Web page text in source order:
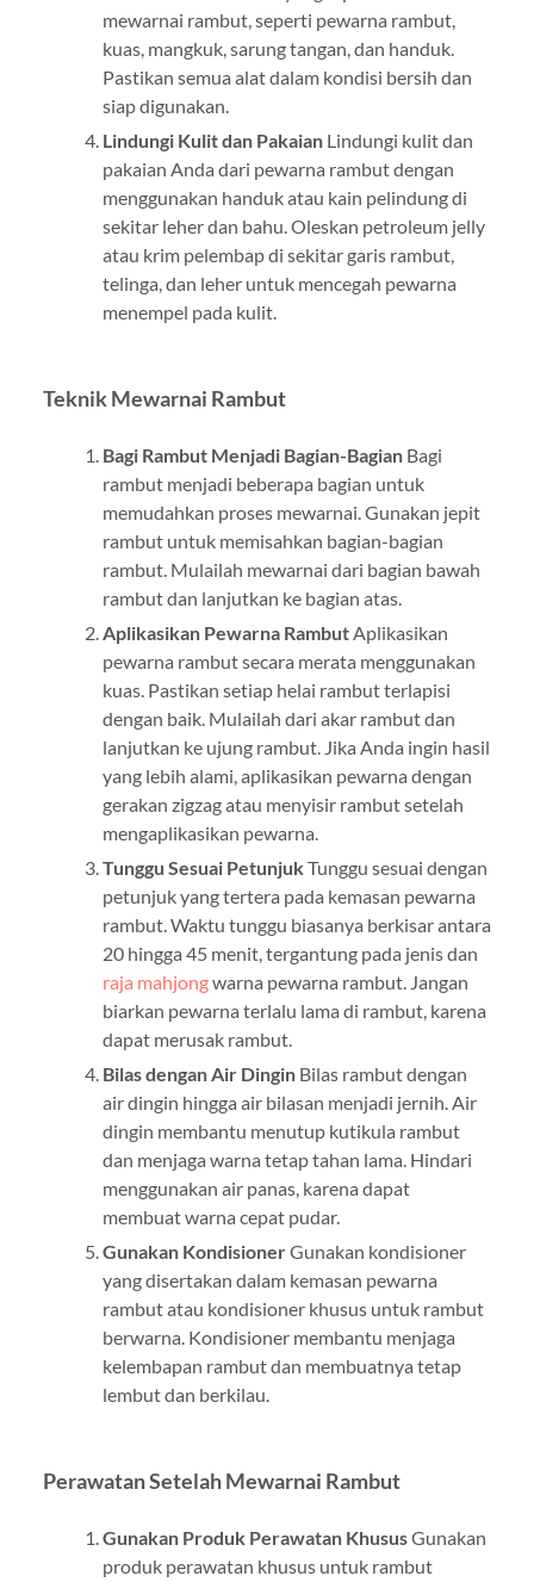
mewarnai rambut, seperti pewarna rambut,
kuas, mangkuk, sarung tangan, dan handuk.
Pastikan semua alat dalam kondisi bersih dan
siap digunakan.
Lindungi Kulit dan PakaianLindungi kulit dan
pakaian Anda dari pewarna rambut dengan
menggunakan handuk atau kain pelindung di
sekitar leher dan bahu. Oleskan petroleum jelly
atau krim pelembap di sekitar garis rambut,
telinga, dan leher untuk mencegah pewarna
menempel pada kulit.
Teknik Mewarnai Rambut
Bagi Rambut Menjadi Bagian-BagianBagi
rambut menjadi beberapa bagian untuk
memudahkan proses mewarnai. Gunakan jepit
rambut untuk memisahkan bagian-bagian
rambut. Mulailah mewarnai dari bagian bawah
rambut dan lanjutkan ke bagian atas.
Aplikasikan Pewarna RambutAplikasikan
pewarna rambut secara merata menggunakan
kuas. Pastikan setiap helai rambut terlapisi
dengan baik. Mulailah dari akar rambut dan
lanjutkan ke ujung rambut. Jika Anda ingin hasil
yang lebih alami, aplikasikan pewarna dengan
gerakan zigzag atau menyisir rambut setelah
mengaplikasikan pewarna.
Tunggu Sesuai PetunjukTunggu sesuai dengan
petunjuk yang tertera pada kemasan pewarna
rambut. Waktu tunggu biasanya berkisar antara
20 hingga 45 menit, tergantung pada jenis dan
raja mahjongwarna pewarna rambut. Jangan
biarkan pewarna terlalu lama di rambut, karena
dapat merusak rambut.
Bilas dengan Air DinginBilas rambut dengan
air dingin hingga air bilasan menjadi jernih. Air
dingin membantu menutup kutikula rambut
dan menjaga warna tetap tahan lama. Hindari
menggunakan air panas, karena dapat
membuat warna cepat pudar.
Gunakan KondisionerGunakan kondisioner
yang disertakan dalam kemasan pewarna
rambut atau kondisioner khusus untuk rambut
berwarna. Kondisioner membantu menjaga
kelembapan rambut dan membuatnya tetap
lembut dan berkilau.
Perawatan Setelah Mewarnai Rambut
Gunakan Produk Perawatan KhususGunakan
produk perawatan khusus untuk rambut